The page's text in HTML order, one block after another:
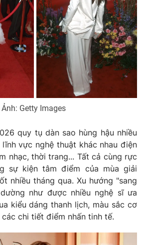
báo VTV
in và báo điện tử số 483/GP-BTTTT
Thủy
Thị Mỹ Hạnh, Phạm Quốc Thắng,
355 931 - 024.38 355 932
024.66 897 897
Ảnh: Getty Images
quy tụ dàn sao hùng hậu nhiều
vực nghệ thuật khác nhau điện
nhạc, thời trang... Tất cả cùng rực
sự kiện tâm điểm của mùa giải
nhiều tháng qua. Xu hướng "sang
như được nhiều nghệ sĩ ưa
kiểu dáng thanh lịch, màu sắc cơ
chi tiết điểm nhấn tinh tế.